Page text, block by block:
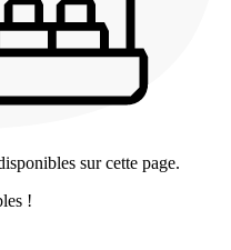
sur cette page.
!